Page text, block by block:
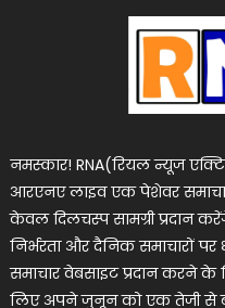
नमस्कार! RNA(रियल न्यूज
आरएनए लाइव एक पेशेवर
केवल दिलचस्प सामग्री प्रदान
निर्भरता और दैनिक समाचारों
समाचार वेबसाइट प्रदान करने के
लिए अपने जुनून को एक तेजी से